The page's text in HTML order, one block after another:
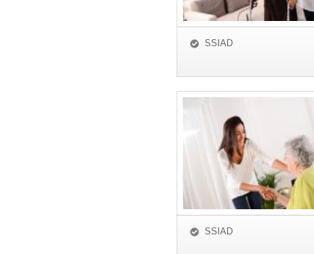
SSIAD
SSIAD